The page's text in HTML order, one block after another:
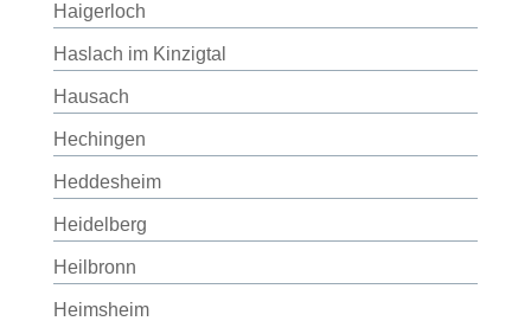
Haigerloch
Haslach im Kinzigtal
Hausach
Hechingen
Heddesheim
Heidelberg
Heilbronn
Heimsheim